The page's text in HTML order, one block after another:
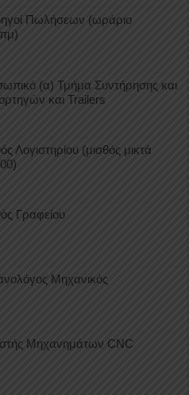
Πωλήσεων (ωράριο
(α) Τμήμα Συντήρησης και
και Trailers
Λογιστηρίου (μισθός μικτά
Γραφείου
Μηχανικός
Μηχανημάτων CNC